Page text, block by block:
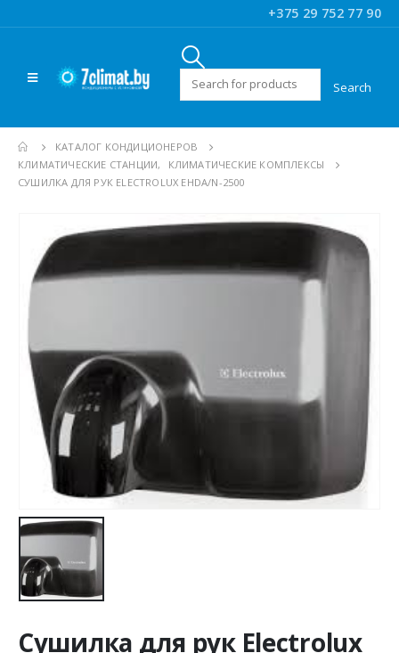
+375 29 752 77 90
Искать:
КАТАЛОГ КОНДИЦИОНЕРОВ
КЛИМАТИЧЕСКИЕ СТАНЦИИ,
КЛИМАТИЧЕСКИЕ КОМПЛЕКСЫ
СУШИЛКА ДЛЯ РУК ELECTROLUX EHDA/N-2500
Сушилка для рук Electrolux